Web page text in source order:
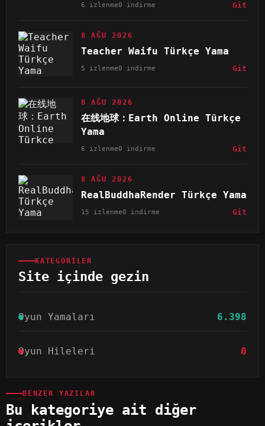
6 izlenme0 indirme Git
8 AĞU 2026
Teacher Waifu Türkçe Yama
5 izlenme0 indirme Git
8 AĞU 2026
在线地球：Earth Online Türkçe
Yama
6 izlenme0 indirme Git
8 AĞU 2026
RealBuddhaRender Türkçe Yama
15 izlenme0 indirme Git
KATEGORILER
Site içinde gezin
Oyun Yamaları 6.398
Oyun Hileleri 0
BENZER YAZILAR
Bu kategoriye ait diğer